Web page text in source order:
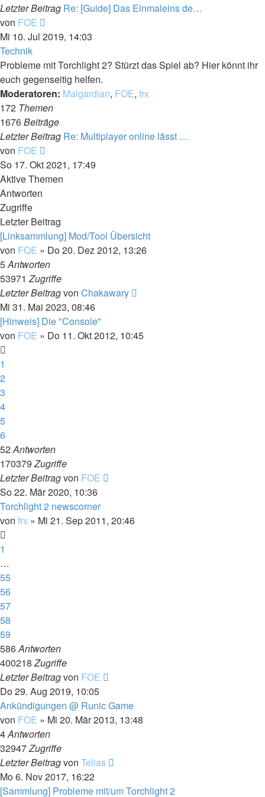
Letzter Beitrag Re: [Guide] Das Einmaleins de…
von FOE
Beitrag
Mi 10. Jul 2019, 14:03
Technik
Probleme mit Torchlight 2? Stürzt das Spiel ab? Hier könnt ihr
euch gegenseitig helfen.
Moderatoren: Malgardian, FOE, frx
172 Themen
1676Beiträge
Letzter Beitrag Re: Multiplayer online lässt …
von FOE
Beitrag
So 17. Okt 2021, 17:49
Aktive Themen
Antworten
Zugriffe
Letzter Beitrag
[Linksammlung] Mod/Tool Übersicht
von FOE » Do 20. Dez 2012, 13:26
5Antworten
53971Zugriffe
Letzter Beitragvon Chakawary
Mi 31. Mai 2023, 08:46
[Hinweis] Die "Console"
von FOE » Do 11. Okt 2012, 10:45
1
2
3
4
5
6
52Antworten
170379Zugriffe
Letzter Beitragvon FOE
So 22. Mär 2020, 10:36
Torchlight 2 newscorner
von frx » Mi 21. Sep 2011, 20:46
1
…
55
56
57
58
59
586Antworten
400218Zugriffe
Letzter Beitragvon FOE
Do 29. Aug 2019, 10:05
Ankündigungen @ Runic Game
von FOE » Mi 20. Mär 2013, 13:48
4Antworten
32947Zugriffe
Letzter Beitragvon Telias
Mo 6. Nov 2017, 16:22
[Sammlung] Probleme mit/um Torchlight 2